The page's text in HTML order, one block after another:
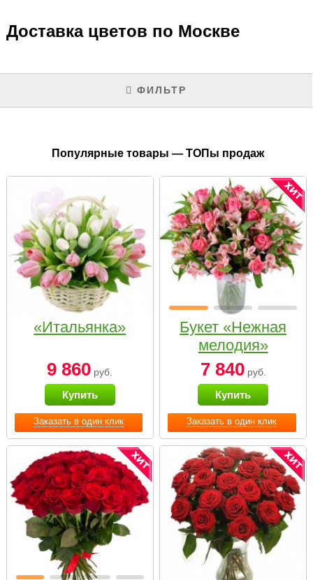
Доставка цветов по Москве
ФИЛЬТР
Популярные товары — ТОПы продаж
Заказать в один клик
«Итальянка»
9 860 руб.
Купить
Заказать в один клик
Букет «Нежная
мелодия»
7 840руб.
Купить